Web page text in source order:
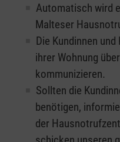
Automatisch wird
Malteser
Die Kundinnen
ihrer Wohnung
kommunizieren.
Sollten die
benötigen,
der